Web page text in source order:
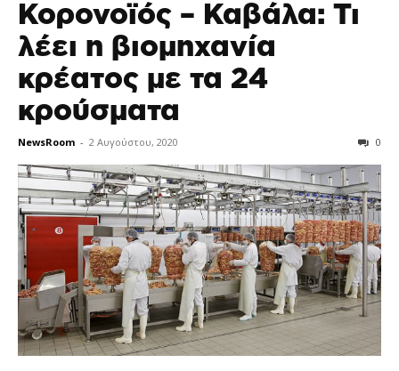
Κορονοϊός – Καβάλα: Τι
λέει η βιομηχανία
κρέατος με τα 24
κρούσματα
NewsRoom - 2 Αυγούστου, 2020 0